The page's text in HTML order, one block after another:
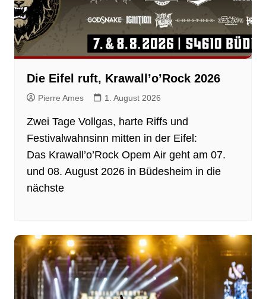
Die Eifel ruft, Krawall’o’Rock 2026
Pierre Ames 1. August 2026
Zwei Tage Vollgas, harte Riffs und
Festivalwahnsinn mitten in der Eifel:
Das Krawall’o’Rock Opem Air geht am 07.
und 08. August 2026 in Büdesheim in die
nächste